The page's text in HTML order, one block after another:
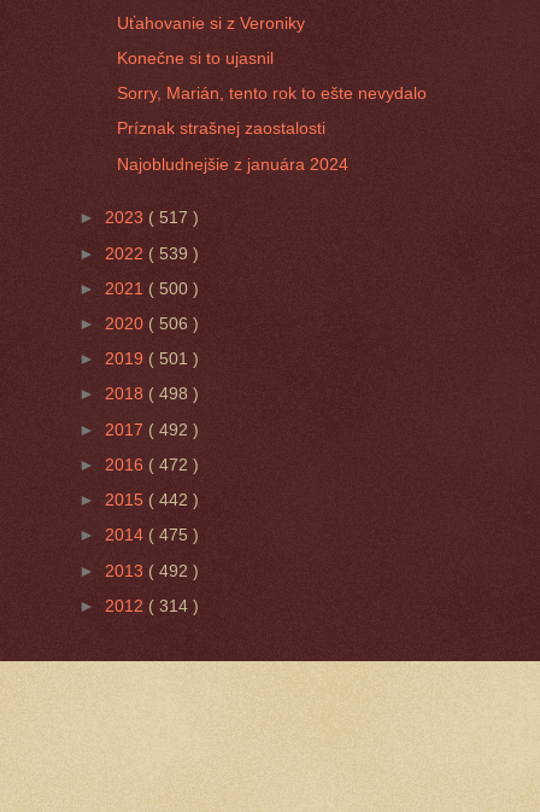
Uťahovanie si z Veroniky
Konečne si to ujasnil
Sorry, Marián, tento rok to ešte nevydalo
Príznak strašnej zaostalosti
Najobludnejšie z januára 2024
► 2023 ( 517 )
► 2022 ( 539 )
► 2021 ( 500 )
► 2020 ( 506 )
► 2019 ( 501 )
► 2018 ( 498 )
► 2017 ( 492 )
► 2016 ( 472 )
► 2015 ( 442 )
► 2014 ( 475 )
► 2013 ( 492 )
► 2012 ( 314 )